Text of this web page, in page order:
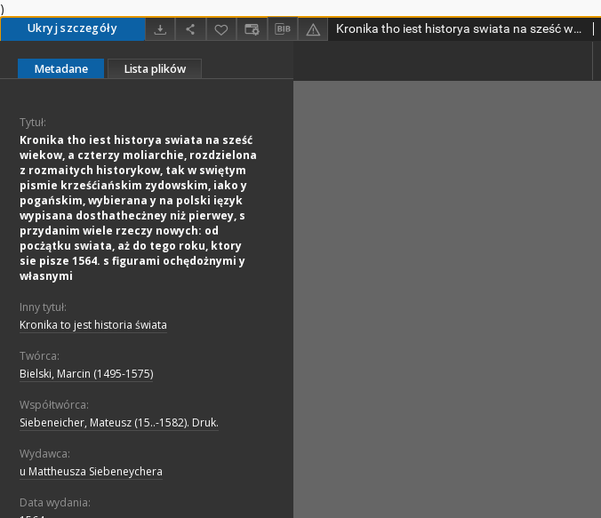
)
Ukryj szczegóły Kronika tho iest historya swiata na sześć wiekow, a czterzy moliarchie, rozdzielona z rozmaitych historykow, tak w swiętym pismie krześćiańskim zydowskim, iako y pogańskim, wybierana y na polski ięzyk wypisana dosthathecżney niż pierwey, s przydanim wiele rzeczy nowych: od pocżątku swiata, aż do tego roku, ktory sie pisze 1564. s figurami ochędożnymi y własnymi
Metadane Lista plików
Tytuł:
Kronika tho iest historya swiata na sześć
wiekow, a czterzy moliarchie, rozdzielona
z rozmaitych historykow, tak w swiętym
pismie krześćiańskim zydowskim, iako y
pogańskim, wybierana y na polski ięzyk
wypisana dosthathecżney niż pierwey, s
przydanim wiele rzeczy nowych: od
pocżątku swiata, aż do tego roku, ktory
sie pisze 1564. s figurami ochędożnymi y
własnymi
Inny tytuł:
Kronika to jest historia świata
Twórca:
Bielski, Marcin (1495-1575)
Współtwórca:
Siebeneicher, Mateusz (15..-1582). Druk.
Wydawca:
u Mattheusza Siebeneychera
Data wydania: